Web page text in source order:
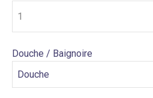
Douche / Baignoire